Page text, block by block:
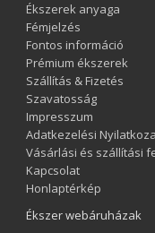
Ékszerek anyaga
Fémjelzés
Fontos információ
Prémium ékszerek
Szállítás & Fizetés
Szavatosság
Impresszum
Adatkezelési
Vásárlási és szállítási
Kapcsolat
Honlaptérkép
Ékszer webáruházak